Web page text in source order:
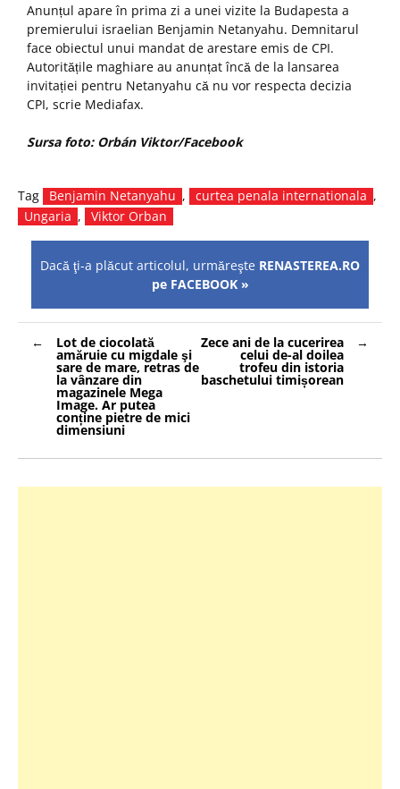
Anunțul apare în prima zi a unei vizite la Budapesta a
premierului israelian Benjamin Netanyahu. Demnitarul
face obiectul unui mandat de arestare emis de CPI.
Autoritățile maghiare au anunțat încă de la lansarea
invitației pentru Netanyahu că nu vor respecta decizia
CPI, scrie Mediafax.
Sursa foto: Orbán Viktor/Facebook
Tag Benjamin Netanyahu , curtea penala internationala ,
Ungaria , Viktor Orban
Dacă ţi-a plăcut articolul, urmăreşte RENASTEREA.RO
pe FACEBOOK »
Navigare
în
articole
Lot de ciocolată
amăruie cu migdale şi
sare de mare, retras de
la vânzare din
magazinele Mega
Image. Ar putea
conține pietre de mici
dimensiuni
Zece ani de la cucerirea
celui de-al doilea
trofeu din istoria
baschetului timișorean